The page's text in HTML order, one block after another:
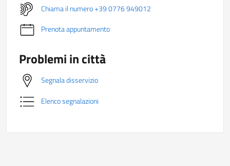
Chiama il numero +39 0776 949012
Prenota appuntamento
Problemi in città
Segnala disservizio
Elenco segnalazioni